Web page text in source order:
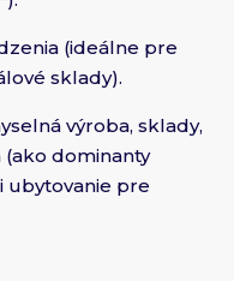
(ideálne pre
sklady).
výroba, sklady,
dominanty
ubytovanie pre